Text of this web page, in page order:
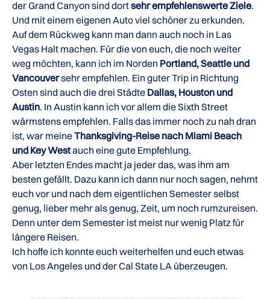
der Grand Canyon sind dortsehr empfehlenswerte Ziele.
Und mit einem eigenen Auto viel schöner zu erkunden.
Auf dem Rückweg kann man dann auch noch in Las
Vegas Halt machen. Für die von euch, die noch weiter
weg möchten, kann ich im Norden Portland, Seattle und
Vancouversehr empfehlen. Ein guter Trip in Richtung
Osten sind auch die drei Städte Dallas, Houston und
Austin. In Austin kann ich vor allem die Sixth Street
wärmstens empfehlen. Falls das immer noch zu nah dran
ist, war meineThanksgiving-Reise nach Miami Beach
und Key Westauch eine gute Empfehlung.
Aber letzten Endes macht ja jeder das, was ihm am
besten gefällt. Dazu kann ich dann nur noch sagen, nehmt
euch vor und nach dem eigentlichen Semester selbst
genug, lieber mehr als genug, Zeit, um noch rumzureisen.
Denn unter dem Semester ist meist nur wenig Platz für
längere Reisen.
Ich hoffe ich konnte euch weiterhelfen und euch etwas
von Los Angeles und der Cal State LA überzeugen.